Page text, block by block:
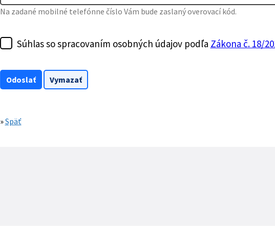
Na zadané mobilné telefónne číslo Vám bude zaslaný overovací kód.
Súhlas so spracovaním osobných údajov podľa Zákona č. 18/
»Späť